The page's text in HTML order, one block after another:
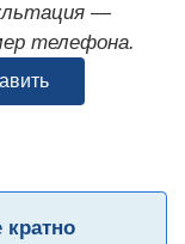
—
телефона.
кратно